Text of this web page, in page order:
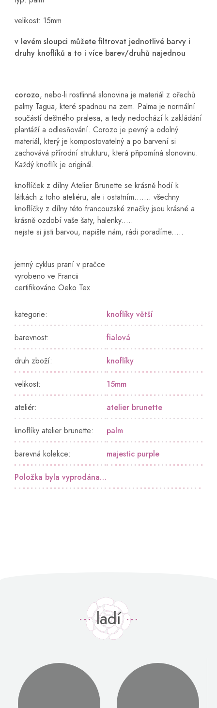
velikost: 15mm
v levém sloupci můžete filtrovat jednotlivé barvy i
druhy knoflíků a to i více barev/druhů najednou
corozo, nebo-li rostlinná slonovina je materiál z ořechů
palmy Tagua, které spadnou na zem. Palma je normální
součástí deštného pralesa, a tedy nedochází k zakládání
plantáží a odlesňování. Corozo je pevný a odolný
materiál, který je kompostovatelný a po barvení si
zachovává přírodní strukturu, která připomíná slonovinu.
Každý knoflík je originál.
knoflíček z dílny Atelier Brunette se krásně hodí k
látkách z toho ateliéru, ale i ostatním....... všechny
knoflíčky z dílny této francouzské značky jsou krásné a
krásně ozdobí vaše šaty, halenky.....
nejste si jisti barvou, napište nám, rádi poradíme.....
jemný cyklus praní v pračce
vyrobeno ve Francii
certifikováno Oeko Tex
kategorie: knoflíky větší
barevnost: fialová
druh zboží: knoflíky
velikost: 15mm
ateliér: atelier brunette
knoflíky atelier brunette: palm
barevná kolekce: majestic purple
Položka byla vyprodána…
ladí